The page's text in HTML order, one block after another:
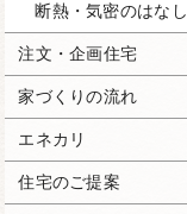
断熱・気密のはなし
注文・企画住宅
家づくりの流れ
エネカリ
住宅のご提案